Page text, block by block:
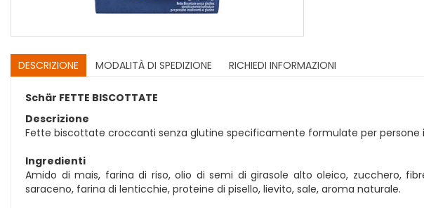
DESCRIZIONE MODALITÀ DI SPEDIZIONE RICHIEDI INFORMAZIONI
Schär FETTE BISCOTTATE
Descrizione
Fette biscottate croccanti senza glutine specificamente formulate per persone
Ingredienti
Amido di mais, farina di riso, olio di semi di girasole alto oleico, zucchero,
saraceno, farina di lenticchie, proteine di pisello, lievito, sale, aroma naturale.